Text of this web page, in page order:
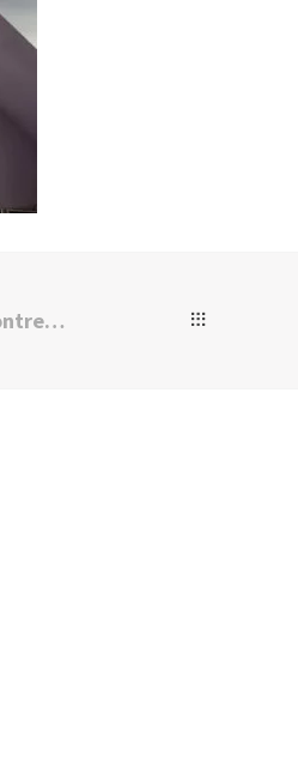
Confort et économies à Montreuil grâce à une pompe à chaleur